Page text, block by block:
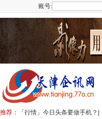
账号:
推荐： 「行情」今日头条要做手机？|